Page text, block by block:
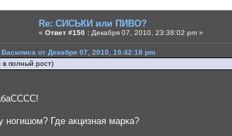
Re: СИСЬКИ или ПИВО?
« Ответ #150 : Декабря 07, 2010, 23:38:02 pm »
Василиса от Декабря 07, 2010, 19:42:18 pm
в полный рост)
ногишом? Где акцизная марка?